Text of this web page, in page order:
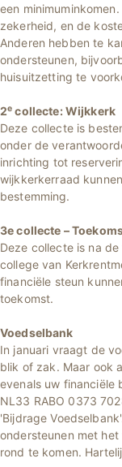
een
zekerheid, en de
Anderen hebben te
ondersteunen,
huisuitzetting te
2e collecte: Wijkkerk
Deze collecte is
onder de
inrichting tot
wijkkerkerraad
bestemming.
3e collecte –
Deze collecte is na
college van
financiële steun
toekomst.
Voedselbank
In januari vraagt de
blik of zak. Maar ook
evenals uw financiële
NL33 RABO 0373
'Bijdrage
ondersteunen met
rond te komen.